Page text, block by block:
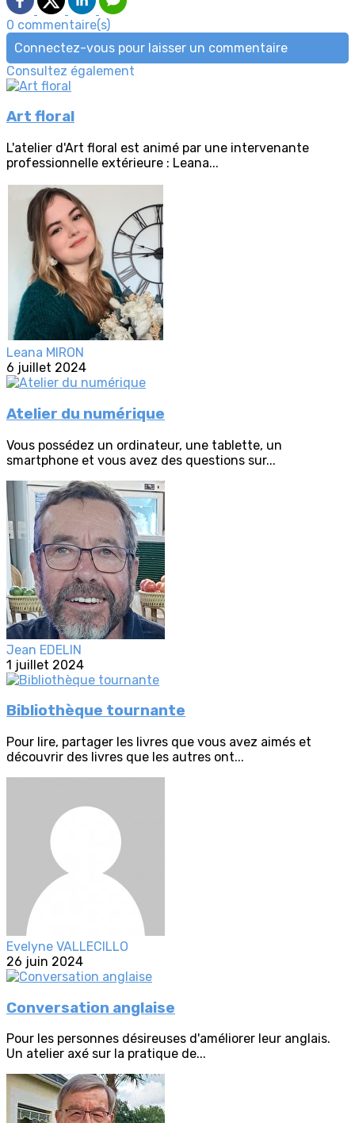
0 commentaire(s)
Connectez-vous pour laisser un commentaire
Consultez également
Art floral
L'atelier d'Art floral est animé par une intervenante
professionnelle extérieure : Leana...
Leana MIRON
6 juillet 2024
Atelier du numérique
Vous possédez un ordinateur, une tablette, un
smartphone et vous avez des questions sur...
Jean EDELIN
1 juillet 2024
Bibliothèque tournante
Pour lire, partager les livres que vous avez aimés et
découvrir des livres que les autres ont...
Evelyne VALLECILLO
26 juin 2024
Conversation anglaise
Pour les personnes désireuses d'améliorer leur anglais.
Un atelier axé sur la pratique de...